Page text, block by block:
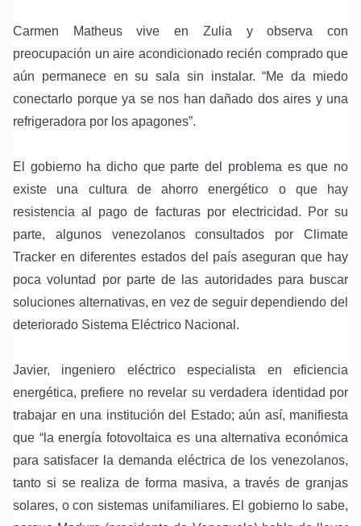
Carmen Matheus vive en Zulia y observa con
preocupación un aire acondicionado recién comprado que
aún permanece en su sala sin instalar. “Me da miedo
conectarlo porque ya se nos han dañado dos aires y una
refrigeradora por los apagones”.
El gobierno ha dicho que parte del problema es que no
existe una cultura de ahorro energético o que hay
resistencia al pago de facturas por electricidad. Por su
parte, algunos venezolanos consultados por Climate
Tracker en diferentes estados del país aseguran que hay
poca voluntad por parte de las autoridades para buscar
soluciones alternativas, en vez de seguir dependiendo del
deteriorado Sistema Eléctrico Nacional.
Javier, ingeniero eléctrico especialista en eficiencia
energética, prefiere no revelar su verdadera identidad por
trabajar en una institución del Estado; aún así, manifiesta
que “la energía fotovoltaica es una alternativa económica
para satisfacer la demanda eléctrica de los venezolanos,
tanto si se realiza de forma masiva, a través de granjas
solares, o con sistemas unifamiliares. El gobierno lo sabe,